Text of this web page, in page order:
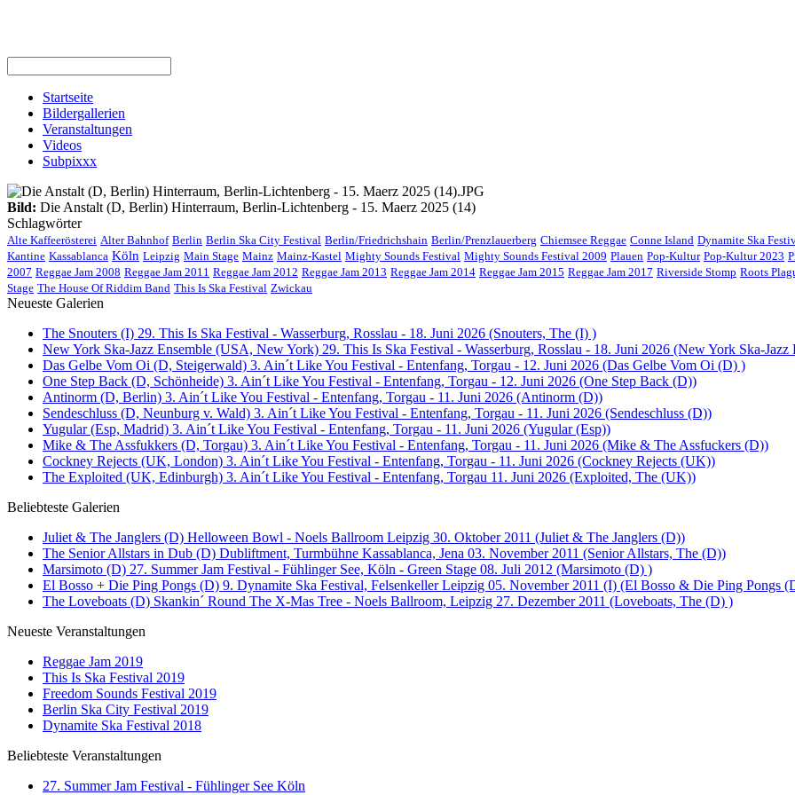
Startseite
Bildergallerien
Veranstaltungen
Videos
Subpixxx
Bild: Die Anstalt (D, Berlin) Hinterraum, Berlin-Lichtenberg - 15. Maerz 2025 (14)
Schlagwörter
Alte Kaffeerösterei Alter Bahnhof Berlin Berlin Ska City Festival Berlin/Friedrichshain Berlin/Prenzlauerberg Chiemsee Reggae Conne Island Dynamite Ska
Kantine Kassablanca Köln Leipzig Main Stage Mainz Mainz-Kastel Mighty Sounds Festival Mighty Sounds Festival 2009 Plauen Pop-Kultur Pop-Kultur 2023
2007 Reggae Jam 2008 Reggae Jam 2011 Reggae Jam 2012 Reggae Jam 2013 Reggae Jam 2014 Reggae Jam 2015 Reggae Jam 2017 Riverside Stomp Roots
Stage The House Of Riddim Band This Is Ska Festival Zwickau
Neueste Galerien
The Snouters (I) 29. This Is Ska Festival - Wasserburg, Rosslau - 18. Juni 2026 (Snouters, The (I) )
New York Ska-Jazz Ensemble (USA, New York) 29. This Is Ska Festival - Wasserburg, Rosslau - 18. Juni 2026 (New York Ska-
Das Gelbe Vom Oi (D, Steigerwald) 3. Ain´t Like You Festival - Entenfang, Torgau - 12. Juni 2026 (Das Gelbe Vom Oi (D) )
One Step Back (D, Schönheide) 3. Ain´t Like You Festival - Entenfang, Torgau - 12. Juni 2026 (One Step Back (D))
Antinorm (D, Berlin) 3. Ain´t Like You Festival - Entenfang, Torgau - 11. Juni 2026 (Antinorm (D))
Sendeschluss (D, Neunburg v. Wald) 3. Ain´t Like You Festival - Entenfang, Torgau - 11. Juni 2026 (Sendeschluss (D))
Yugular (Esp, Madrid) 3. Ain´t Like You Festival - Entenfang, Torgau - 11. Juni 2026 (Yugular (Esp))
Mike & The Assfukkers (D, Torgau) 3. Ain´t Like You Festival - Entenfang, Torgau - 11. Juni 2026 (Mike & The Assfuckers (D))
Cockney Rejects (UK, London) 3. Ain´t Like You Festival - Entenfang, Torgau - 11. Juni 2026 (Cockney Rejects (UK))
The Exploited (UK, Edinburgh) 3. Ain´t Like You Festival - Entenfang, Torgau 11. Juni 2026 (Exploited, The (UK))
Beliebteste Galerien
Juliet & The Janglers (D) Helloween Bowl - Noels Ballroom Leipzig 30. Oktober 2011 (Juliet & The Janglers (D))
The Senior Allstars in Dub (D) Dubliftment, Turmbühne Kassablanca, Jena 03. November 2011 (Senior Allstars, The (D))
Marsimoto (D) 27. Summer Jam Festival - Fühlinger See, Köln - Green Stage 08. Juli 2012 (Marsimoto (D) )
El Bosso + Die Ping Pongs (D) 9. Dynamite Ska Festival, Felsenkeller Leipzig 05. November 2011 (I) (El Bosso & Die Ping Pongs
The Loveboats (D) Skankin´ Round The X-Mas Tree - Noels Ballroom, Leipzig 27. Dezember 2011 (Loveboats, The (D) )
Neueste Veranstaltungen
Reggae Jam 2019
This Is Ska Festival 2019
Freedom Sounds Festival 2019
Berlin Ska City Festival 2019
Dynamite Ska Festival 2018
Beliebteste Veranstaltungen
27. Summer Jam Festival - Fühlinger See Köln